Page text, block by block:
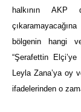
halkının AKP
bölgenin hangi
“Şerafettin
Leyla Zana’ya oy
ifadelerinden o